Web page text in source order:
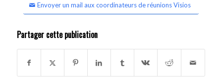
Envoyer un mail aux coordinateurs de réunions Visios
Partager cette publication